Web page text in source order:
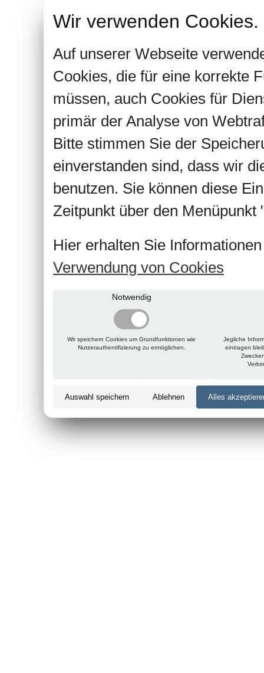
Wir verwenden Cookies.
Auf unserer Webseite
Cookies, die für eine korrekte
müssen, auch Cookies für
primär der Analyse von
Bitte stimmen Sie der
einverstanden sind, dass wir
benutzen. Sie können diese
Zeitpunkt über den Menüpunkt
Hier erhalten Sie
Verwendung von Cookies
Notwendig
Wir speichern Cookies um Grundfunktionen wie
Nutzerauthentifizierung zu ermöglichen.
Jegliche
eintragen
Auswahl speichern Ablehnen Alles